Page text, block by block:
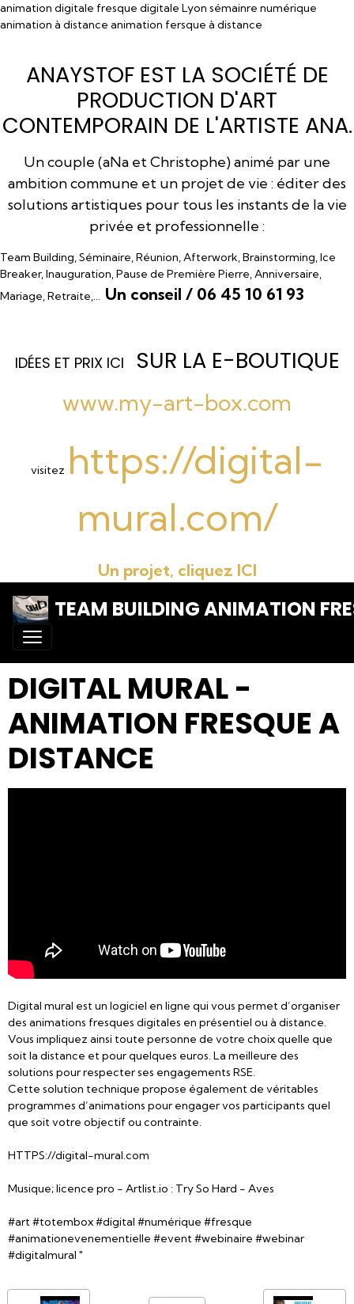
animation digitale fresque digitale Lyon sémainre numérique
animation à distance animation fersque à distance
ANAYSTOF EST LA SOCIÉTÉ DE
PRODUCTION D'ART
CONTEMPORAIN DE L'ARTISTE ANA.
Un couple (aNa et Christophe) animé par une
ambition commune et un projet de vie : éditer des
solutions artistiques pour tous les instants de la vie
privée et professionnelle :
Team Building, Séminaire, Réunion, Afterwork, Brainstorming, Ice
Breaker, Inauguration, Pause de Première Pierre, Anniversaire,
Mariage, Retraite,… Un conseil / 06 45 10 61 93
IDÉES ET PRIX ICI SUR LA E-BOUTIQUE
www.my-art-box.com
visitez https://digital-
mural.com/
Un projet, cliquez ICI
TEAM BUILDING ANIMATION
DIGITAL MURAL -
ANIMATION FRESQUE A
DISTANCE
Digital mural est un logiciel en ligne qui vous permet d’organiser
des animations fresques digitales en présentiel ou à distance.
Vous impliquez ainsi toute personne de votre choix quelle que
soit la distance et pour quelques euros. La meilleure des
solutions pour respecter ses engagements RSE.
Cette solution technique propose également de véritables
programmes d’animations pour engager vos participants quel
que soit votre objectif ou contrainte.
HTTPS://digital-mural.com
Musique; licence pro - Artlist.io : Try So Hard - Aves
#art #totembox #digital #numérique #fresque
#animationevenementielle #event #webinaire #webinar
#digitalmural "